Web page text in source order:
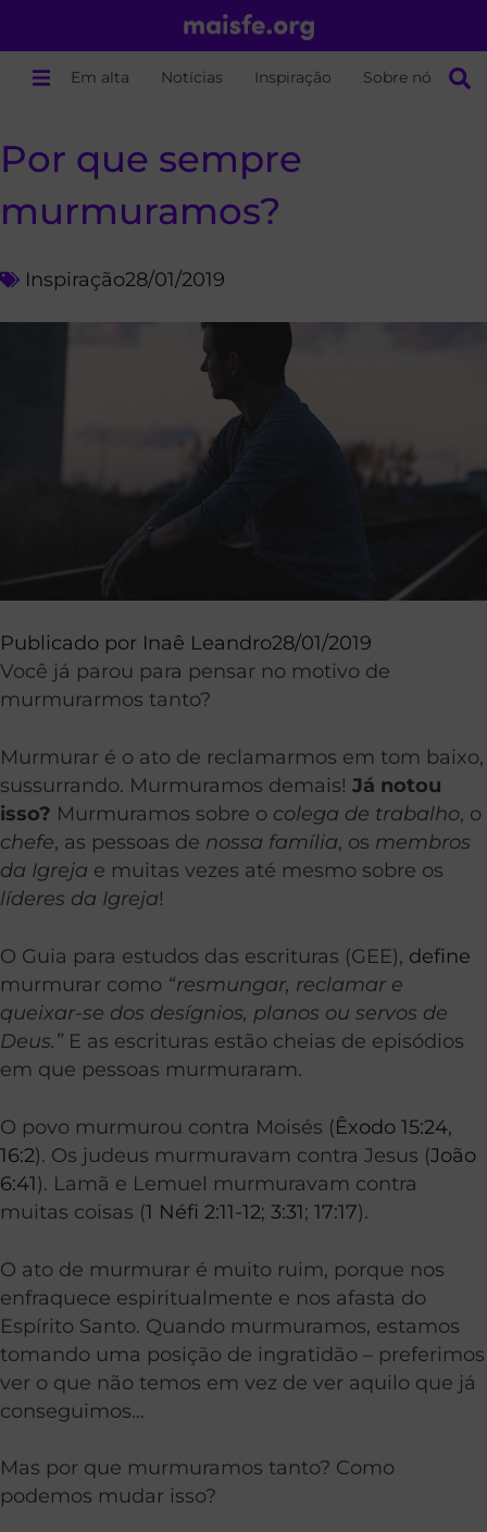
Em alta Notícias Inspiração Sobre nós
Por que sempre
murmuramos?
Inspiração28/01/2019
Publicado por Inaê Leandro28/01/2019
Você já parou para pensar no motivo de
murmurarmos tanto?
Murmurar é o ato de reclamarmos em tom baixo,
sussurrando. Murmuramos demais! Já notou
isso? Murmuramos sobre o colega de trabalho, o
chefe, as pessoas de nossa família, os membros
da Igreja e muitas vezes até mesmo sobre os
líderes da Igreja!
O Guia para estudos das escrituras (GEE), define
murmurar como “resmungar, reclamar e
queixar-se dos desígnios, planos ou servos de
Deus.”E as escrituras estão cheias de episódios
em que pessoas murmuraram.
O povo murmurou contra Moisés (Êxodo 15:24,
16:2). Os judeus murmuravam contra Jesus (João
6:41). Lamã e Lemuel murmuravam contra
muitas coisas (1 Néfi 2:11-12; 3:31; 17:17).
O ato de murmurar é muito ruim, porque nos
enfraquece espiritualmente e nos afasta do
Espírito Santo. Quando murmuramos, estamos
tomando uma posição de ingratidão – preferimos
ver o que não temos em vez de ver aquilo que já
conseguimos…
Mas por que murmuramos tanto? Como
podemos mudar isso?